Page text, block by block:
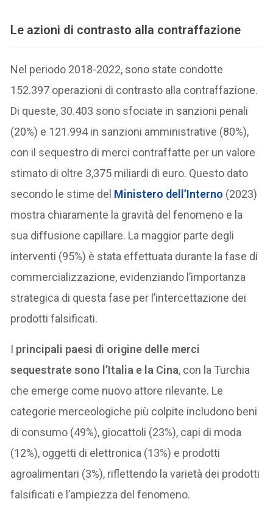
Le azioni di contrasto alla contraffazione
Nel periodo 2018-2022, sono state condotte
152.397 operazioni di contrasto alla contraffazione.
Di queste, 30.403 sono sfociate in sanzioni penali
(20%) e 121.994 in sanzioni amministrative (80%),
con il sequestro di merci contraffatte per un valore
stimato di oltre 3,375 miliardi di euro. Questo dato
secondo le stime del Ministero dell’Interno (2023)
mostra chiaramente la gravità del fenomeno e la
sua diffusione capillare. La maggior parte degli
interventi (95%) è stata effettuata durante la fase di
commercializzazione, evidenziando l’importanza
strategica di questa fase per l’intercettazione dei
prodotti falsificati.
I principali paesi di origine delle merci
sequestrate sono l’Italia e la Cina, con la Turchia
che emerge come nuovo attore rilevante. Le
categorie merceologiche più colpite includono beni
di consumo (49%), giocattoli (23%), capi di moda
(12%), oggetti di elettronica (13%) e prodotti
agroalimentari (3%), riflettendo la varietà dei prodotti
falsificati e l’ampiezza del fenomeno.